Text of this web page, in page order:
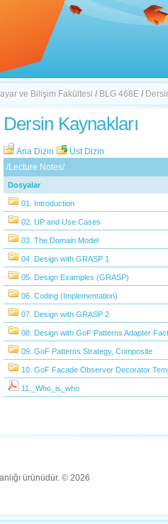
ve Bilişim Fakültesi / BLG 468E /
Dersin Kaynakları
Ana Dizin
Üst Dizin
/Lecture Notes/
Dosyalar
01. Introduction
02. UP and Use Cases
03. The Domain Model
04. Design with GRASP 1
05. Design Examples (GRASP)
06. Coding (Implementation)
07. Design with GRASP 2
08. Design with GoF Patterns Adapter
09. GoF Patterns Strategy, Composite
10. GoF Facade Observer Decorator
11._Who_is_who
ürünüdür. © 2026